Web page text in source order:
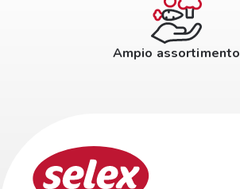
Ampio assortimento